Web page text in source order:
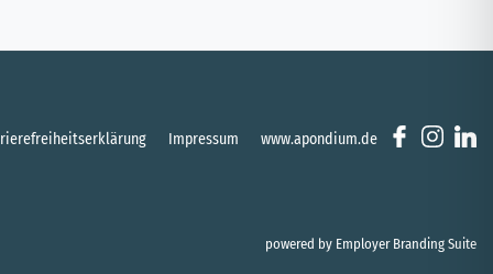
Impressum www.apondium.de
powered by Employer Branding Suite